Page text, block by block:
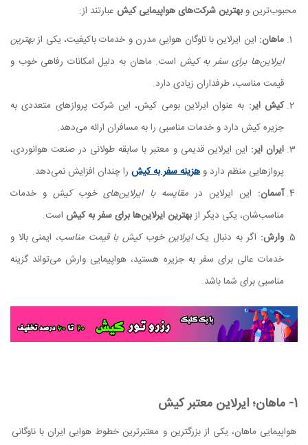
محبوب‌ترین وبهترین شرکت‌های هواپیمایی کیش عبارتند از:
ماهان: این ایرلاین با ناوگان هوایی مدرن و خدمات باکیفیت، یکی ازبهترین
ایرلاین‌ها برای سفر به کیش است. ماهان به دلیل امکانات رفاهی خوب و
قیمت مناسب، طرفداران زیادی دارد.
کیش ایر: به عنوان ایرلاین بومی کیش، این شرکت پروازهای متعددی به
جزیره کیش دارد و خدمات مناسبی را به مسافران ارائه می‌دهد.
ایران ایر: این ایرلاین قدیمی و معتبر با سابقه طولانی در صنعت هوانوردی،
پروازهایی منظم دارد و هزینه سفر به کیش را چندان افزایش نمی‌دهد.
آسمان: این ایرلاین درمقایسه با ایرلاین‌های خوب کیشو خدمات
مناسب‌شان، یکی دیگر ازبهترین ایرلاین‌ها برای سفر به کیش است.
وارش: اگر به دنبال یکایرلاین خوب کیش با قیمت مناسب، ایمنی بالا و
خدمات عالی برای سفر به جزیره هستید، هواپیمایی وارش می‌تواند گزینه
مناسبی برای شما باشد.
1- ماهان؛ ایرلاین معتبر کیش
هواپیمایی ماهان، یکی از بزرگترین و معتبرترین خطوط هوایی ایران با ناوگانی